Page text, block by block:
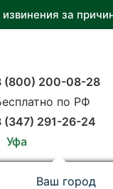
за
(800) 200-08-28
по РФ
(347) 291-26-24
Уфа
Ваш город